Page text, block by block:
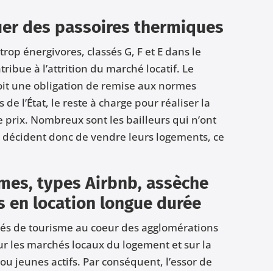
des passoires thermiques
énergivores, classés G, F et E dans le
à l’attrition du marché locatif. Le
une obligation de remise aux normes
l’État, le reste à charge pour réaliser la
Nombreux sont les bailleurs qui n’ont
donc de vendre leurs logements, ce
types Airbnb, assèche
en location longue durée
de tourisme au coeur des agglomérations
les marchés locaux du logement et sur la
jeunes actifs. Par conséquent, l’essor de